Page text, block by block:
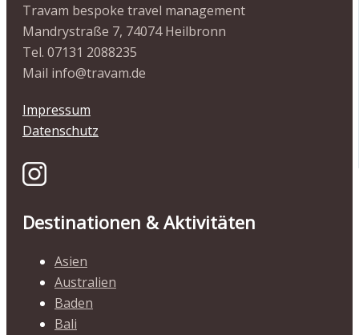
Travam bespoke travel management
Mandrystraße 7, 74074 Heilbronn
Tel. 07131 2088235
Mail info@travam.de
Impressum
Datenschutz
Destinationen & Aktivitäten
Asien
Australien
Baden
Bali